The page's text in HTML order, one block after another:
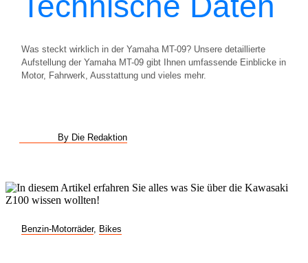
Was steckt wirklich in der Yamaha MT-09? Unsere detaillierte
Aufstellung der Yamaha MT-09 gibt Ihnen umfassende Einblicke in
Motor, Fahrwerk, Ausstattung und vieles mehr.
By Die Redaktion
Benzin-Motorräder, Bikes